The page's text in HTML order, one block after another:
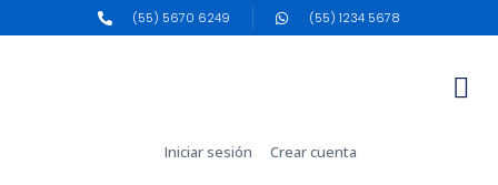
(55) 5670 6249 (55) 1234 5678
Iniciar sesión Crear cuenta